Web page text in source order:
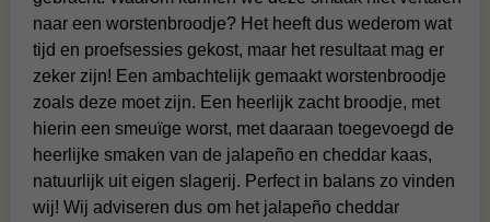
naar een worstenbroodje? Het heeft dus wederom wat
tijd en proefsessies gekost, maar het resultaat mag er
zeker zijn! Een ambachtelijk gemaakt worstenbroodje
zoals deze moet zijn. Een heerlijk zacht broodje, met
hierin een smeuïge worst, met daaraan toegevoegd de
heerlijke smaken van de jalapeño en cheddar kaas,
natuurlijk uit eigen slagerij. Perfect in balans zo vinden
wij! Wij adviseren dus om het jalapeño cheddar